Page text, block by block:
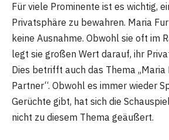
Für viele Prominente ist es wichtig,
Privatsphäre zu bewahren. Maria
keine Ausnahme. Obwohl sie oft im
legt sie großen Wert darauf, ihr
Dies betrifft auch das Thema
Partner“. Obwohl es immer wieder
Gerüchte gibt, hat sich die
nicht zu diesem Thema geäußert.